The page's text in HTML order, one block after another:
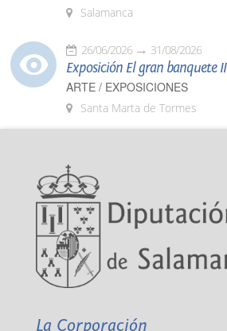
Salamanca
26/06/2026 31/08/2026
Exposición El gran banquete II
ARTE / EXPOSICIONES
Santa Marta de Tormes
La Corporación